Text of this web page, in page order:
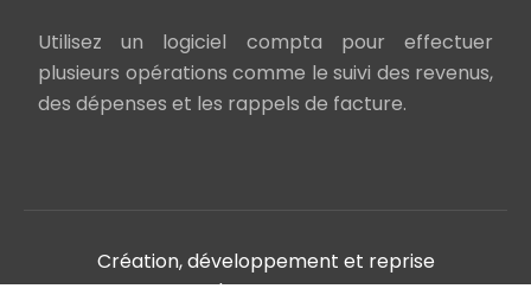
Utilisez un logiciel compta pour effectuer
plusieurs opérations comme le suivi des revenus,
des dépenses et les rappels de facture.
Création, développement et reprise